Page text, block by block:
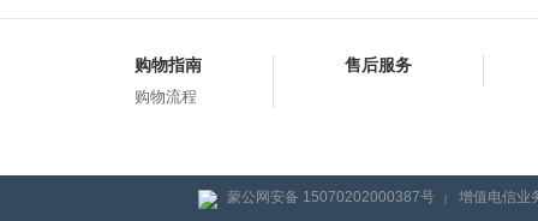
购物指南
购物流程
售后服务
蒙公网安备 15070202000387号 | 增值电信业